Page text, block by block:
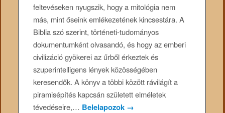
feltevéseken nyugszik, hogy a mitológia nem
más, mint őseink emlékezetének kincsestára. A
Biblia szó szerint, történeti-tudományos
dokumentumként olvasandó, és hogy az emberi
civilizáció gyökerei az űrből érkeztek és
szuperintelligens lények közösségében
keresendők. A könyv a többi között rávilágít a
piramisépítés kapcsán született elméletek
tévedéseire,… Belelapozok →